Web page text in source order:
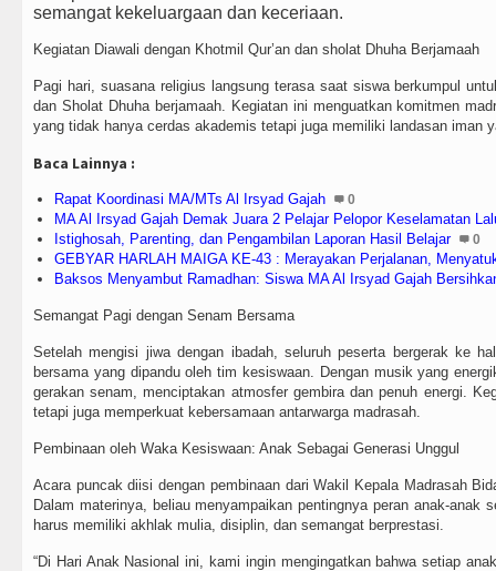
semangat kekeluargaan dan keceriaan.
Kegiatan Diawali dengan Khotmil Qur’an dan sholat Dhuha Berjamaah
Pagi hari, suasana religius langsung terasa saat siswa berkumpul
dan Sholat Dhuha berjamaah. Kegiatan ini menguatkan komitmen
yang tidak hanya cerdas akademis tetapi juga memiliki landasan iman
Baca Lainnya :
Rapat Koordinasi MA/MTs Al Irsyad Gajah 0
MA Al Irsyad Gajah Demak Juara 2 Pelajar Pelopor Keselamatan
Istighosah, Parenting, dan Pengambilan Laporan Hasil Belajar
0
GEBYAR HARLAH MAIGA KE-43 : Merayakan Perjalanan,
Baksos Menyambut Ramadhan: Siswa MA Al Irsyad Gajah
Semangat Pagi dengan Senam Bersama
Setelah mengisi jiwa dengan ibadah, seluruh peserta bergerak ke
bersama yang dipandu oleh tim kesiswaan. Dengan musik yang
gerakan senam, menciptakan atmosfer gembira dan penuh energi.
tetapi juga memperkuat kebersamaan antarwarga madrasah.
Pembinaan oleh Waka Kesiswaan: Anak Sebagai Generasi Unggul
Acara puncak diisi dengan pembinaan dari Wakil Kepala Madrasah
Dalam materinya, beliau menyampaikan pentingnya peran anak-anak
harus memiliki akhlak mulia, disiplin, dan semangat berprestasi.
“Di Hari Anak Nasional ini, kami ingin mengingatkan bahwa setiap